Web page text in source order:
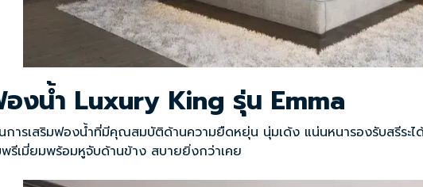
งน้ำ Luxury King รุ่น Emma
การเสริมฟองน้ำที่มีคุณสมบัติด้านความยืดหยุ่น นุ่มเด้ง แน่นหนารองรับสรีร
รีเมี่ยมพร้อมหูจับด้านข้าง สบายยิ่งกว่าเคย